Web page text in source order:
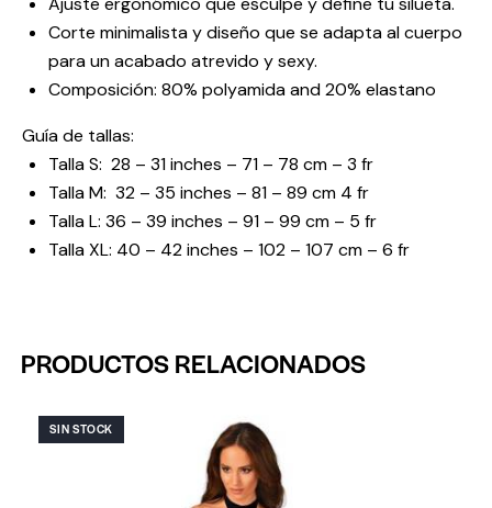
Corte minimalista y diseño que se adapta al cuerpo
para un acabado atrevido y sexy.
Composición: 80% polyamida and 20% elastano
Guía de tallas:
Talla S: 28 – 31 inches – 71 – 78 cm – 3 fr
Talla M: 32 – 35 inches – 81 – 89 cm 4 fr
Talla L: 36 – 39 inches – 91 – 99 cm – 5 fr
Talla XL: 40 – 42 inches – 102 – 107 cm – 6 fr
PRODUCTOS RELACIONADOS
SIN STOCK